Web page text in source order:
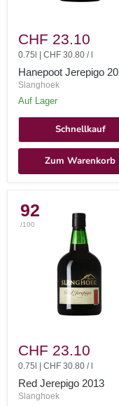
Jerepigo
2021
CHF 23.10
0.75l CHF 30.80 /
Hanepoot Jerepigo
Slanghoek
auf Lager
Schnellkauf
Zum Warenkorb
92
/100
Jerepigo
2013
CHF 23.10
0.75l CHF 30.80 /
Red Jerepigo 2013
Slanghoek